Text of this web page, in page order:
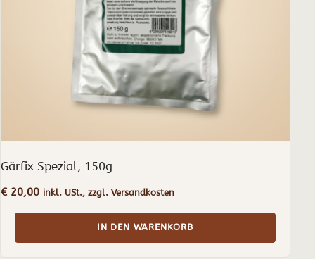
Gärfix Spezial, 150g
€20,00 inkl. USt., zzgl. Versandkosten
IN DEN WARENKORB